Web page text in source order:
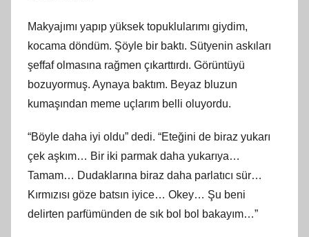
Makyajımı yapıp yüksek topuklularımı giydim,
kocama döndüm. Şöyle bir baktı. Sütyenin askıları
şeffaf olmasına rağmen çıkarttırdı. Görüntüyü
bozuyormuş. Aynaya baktım. Beyaz bluzun
kumaşından meme uçlarım belli oluyordu.
“Böyle daha iyi oldu” dedi. “Eteğini de biraz yukarı
çek aşkım… Bir iki parmak daha yukarıya…
Tamam… Dudaklarına biraz daha parlatıcı sür…
Kırmızısı göze batsın iyice… Okey… Şu beni
delirten parfümünden de sık bol bol bakayım…”